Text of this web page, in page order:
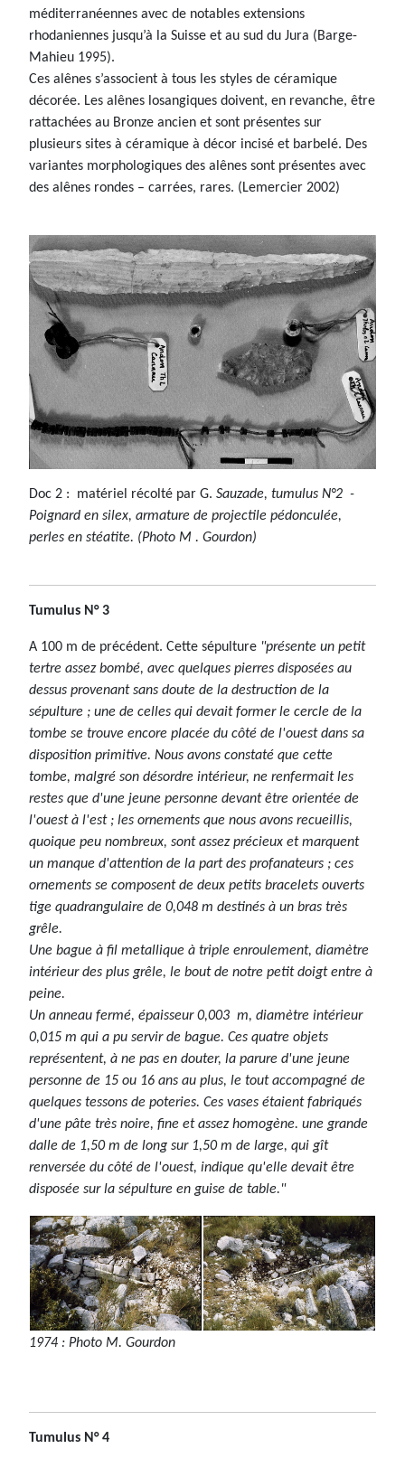
méditerranéennes avec de notables extensions
rhodaniennes jusqu’à la Suisse et au sud du Jura (Barge-
Mahieu 1995).
Ces alênes s’associent à tous les styles de céramique
décorée. Les alênes losangiques doivent, en revanche, être
rattachées au Bronze ancien et sont présentes sur
plusieurs sites à céramique à décor incisé et barbelé. Des
variantes morphologiques des alênes sont présentes avec
des alênes rondes – carrées, rares. (Lemercier 2002)
Doc 2 : matériel récolté par G. Sauzade, tumulus N°2 -
Poignard en silex, armature de projectile pédonculée,
perles en stéatite. (Photo M . Gourdon)
Tumulus N° 3
A 100 m de précédent. Cette sépulture "présente un petit
tertre assez bombé, avec quelques pierres disposées au
dessus provenant sans doute de la destruction de la
sépulture ; une de celles qui devait former le cercle de la
tombe se trouve encore placée du côté de l'ouest dans sa
disposition primitive. Nous avons constaté que cette
tombe, malgré son désordre intérieur, ne renfermait les
restes que d'une jeune personne devant être orientée de
l'ouest à l'est ; les ornements que nous avons recueillis,
quoique peu nombreux, sont assez précieux et marquent
un manque d'attention de la part des profanateurs ; ces
ornements se composent de deux petits bracelets ouverts
tige quadrangulaire de 0,048 m destinés à un bras très
grêle.
Une bague à fil metallique à triple enroulement, diamètre
intérieur des plus grêle, le bout de notre petit doigt entre à
peine.
Un anneau fermé, épaisseur 0,003 m, diamètre intérieur
0,015 m qui a pu servir de bague. Ces quatre objets
représentent, à ne pas en douter, la parure d'une jeune
personne de 15 ou 16 ans au plus, le tout accompagné de
quelques tessons de poteries. Ces vases étaient fabriqués
d'une pâte très noire, fine et assez homogène. une grande
dalle de 1,50 m de long sur 1,50 m de large, qui gît
renversée du côté de l'ouest, indique qu'elle devait être
disposée sur la sépulture en guise de table."
1974 : Photo M. Gourdon
Tumulus N° 4